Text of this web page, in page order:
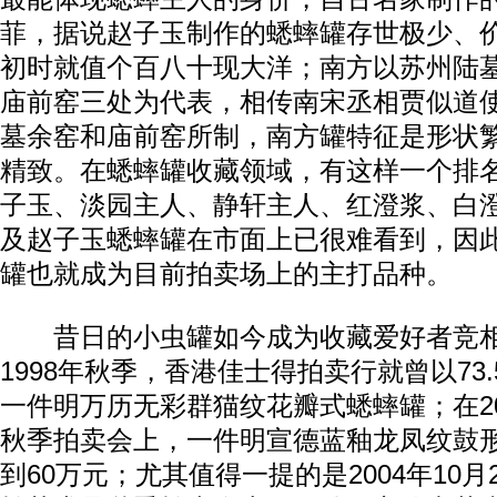
菲，据说赵子玉制作的蟋蟀罐存世极少、
初时就值个百八十现大洋；南方以苏州陆
庙前窑三处为代表，相传南宋丞相贾似道
墓余窑和庙前窑所制，南方罐特征是形状
精致。在蟋蟀罐收藏领域，有这样一个排
子玉、淡园主人、静轩主人、红澄浆、白
及赵子玉蟋蟀罐在市面上已很难看到，因
罐也就成为目前拍卖场上的主打品种。
昔日的小虫罐如今成为收藏爱好者竞
1998年秋季，香港佳士得拍卖行就曾以
一件明万历无彩群猫纹花瓣式蟋蟀罐；在
秋季拍卖会上，一件明宣德蓝釉龙凤纹鼓
到60万元；尤其值得一提的是2004年10